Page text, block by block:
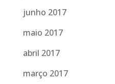
junho 2017
maio 2017
abril 2017
março 2017